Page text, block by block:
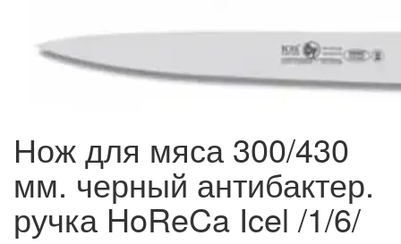
Нож для мяса 300/430
мм. черный антибактер.
ручка HoReCa Icel /1/6/